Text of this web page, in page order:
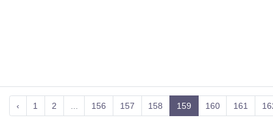
‹ 1 2 ... 156 157 158 159 160 161